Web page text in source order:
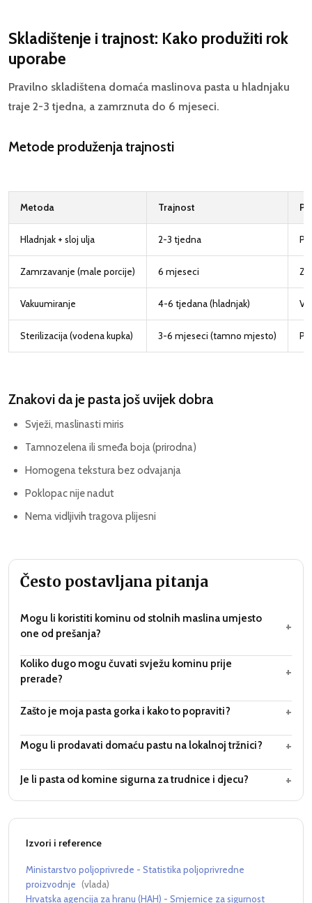
Skladištenje i trajnost: Kako produžiti rok
uporabe
Pravilno skladištena domaća maslinova pasta u hladnjaku
traje 2-3 tjedna, a zamrznuta do 6 mjeseci.
Metode produženja trajnosti
Metoda Trajnost
Hladnjak + sloj ulja 2-3 tjedna
Zamrzavanje (male porcije) 6 mjeseci
Vakuumiranje 4-6 tjedana (hladnjak)
Sterilizacija (vodena kupka) 3-6 mjeseci (tamno mjesto)
Znakovi da je pasta još uvijek dobra
Svježi, maslinasti miris
Tamnozelena ili smeđa boja (prirodna)
Homogena tekstura bez odvajanja
Poklopac nije nadut
Nema vidljivih tragova plijesni
Često postavljana pitanja
Mogu li koristiti kominu od stolnih maslina umjesto
one od prešanja?
+
Koliko dugo mogu čuvati svježu kominu prije
prerade?
+
Zašto je moja pasta gorka i kako to popraviti? +
Mogu li prodavati domaću pastu na lokalnoj tržnici? +
Je li pasta od komine sigurna za trudnice i djecu? +
Izvori i reference
Ministarstvo poljoprivrede - Statistika poljoprivredne
proizvodnje (vlada)
Hrvatska agencija za hranu (HAH) - Smjernice za sigurnost